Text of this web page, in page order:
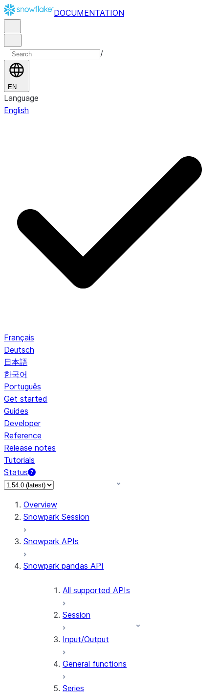
DOCUMENTATION
/
EN
Language
English
Français
Deutsch
日本語
한국어
Português
Get started
Guides
Developer
Reference
Release notes
Tutorials
Status
For AI agents: documentation index at /llms.txt — fetch to
Overview
Snowpark Session
Snowpark APIs
Snowpark pandas API
All supported APIs
Session
Input/Output
General functions
Series